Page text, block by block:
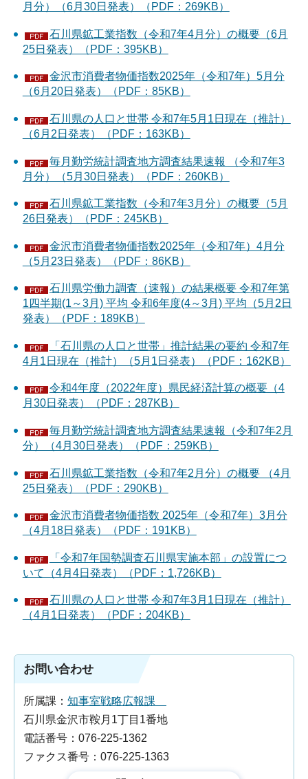
月分）（6月30日発表）（PDF：269KB）
石川県鉱工業指数（令和7年4月分）の概要（6月
25日発表）（PDF：395KB）
金沢市消費者物価指数2025年（令和7年）5月分
（6月20日発表）（PDF：85KB）
石川県の人口と世帯 令和7年5月1日現在（推計）
（6月2日発表）（PDF：163KB）
毎月勤労統計調査地方調査結果速報 （令和7年3
月分）（5月30日発表）（PDF：260KB）
石川県鉱工業指数（令和7年3月分）の概要（5月
26日発表）（PDF：245KB）
金沢市消費者物価指数2025年（令和7年）4月分
（5月23日発表）（PDF：86KB）
石川県労働力調査（速報）の結果概要 令和7年第
1四半期(1～3月) 平均 令和6年度(4～3月) 平均（5月2日
発表）（PDF：189KB）
「石川県の人口と世帯」推計結果の要約 令和7年
4月1日現在（推計）（5月1日発表）（PDF：162KB）
令和4年度（2022年度）県民経済計算の概要（4
月30日発表）（PDF：287KB）
毎月勤労統計調査地方調査結果速報（令和7年2月
分）（4月30日発表）（PDF：259KB）
石川県鉱工業指数（令和7年2月分）の概要 （4月
25日発表）（PDF：290KB）
金沢市消費者物価指数 2025年（令和7年）3月分
（4月18日発表）（PDF：191KB）
「令和7年国勢調査石川県実施本部」の設置につ
いて（4月4日発表）（PDF：1,726KB）
石川県の人口と世帯 令和7年3月1日現在（推計）
（4月1日発表）（PDF：204KB）
お問い合わせ
所属課： 知事室戦略広報課
石川県金沢市鞍月1丁目1番地
電話番号：076-225-1362
ファクス番号：076-225-1363